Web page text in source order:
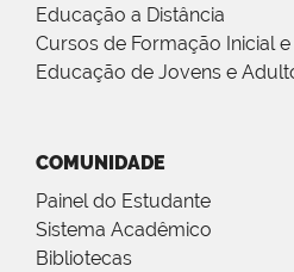
Educação a Distância
Cursos de Formação Inicial
Educação de Jovens e
COMUNIDADE
Painel do Estudante
Sistema Acadêmico
Bibliotecas